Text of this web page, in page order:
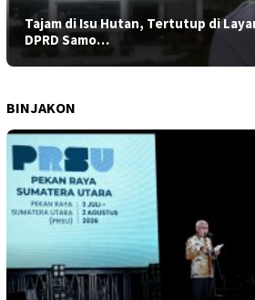
Tajam di Isu Hutan, Tertutup di
DPRD Samo…
BINJAKON